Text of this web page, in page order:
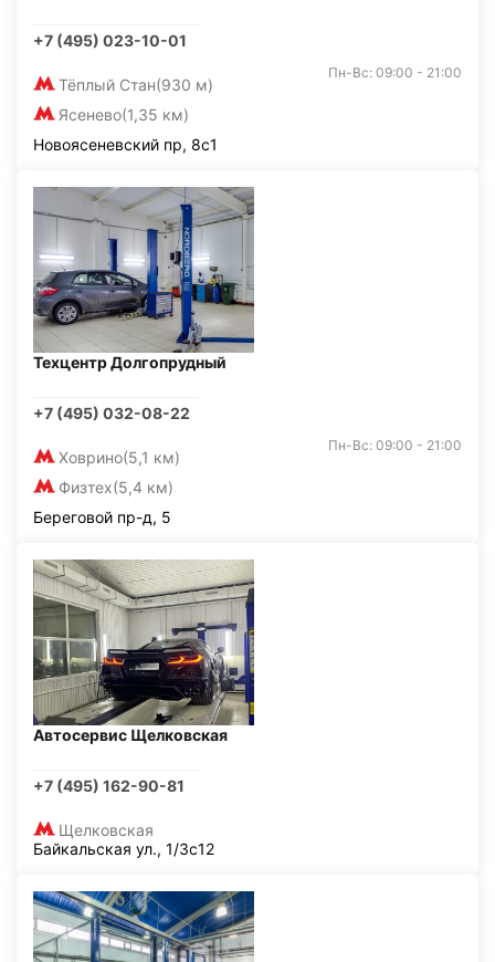
+7 (495) 023-10-01
Тёплый Стан(930 м)
Ясенево(1,35 км)
Пн-Вс: 09:00 - 21:00
Новоясеневский пр, 8с1
Техцентр Долгопрудный
+7 (495) 032-08-22
Ховрино(5,1 км)
Физтех(5,4 км)
Пн-Вс: 09:00 - 21:00
Береговой пр-д, 5
Автосервис Щелковская
+7 (495) 162-90-81
Щелковская
Байкальская ул., 1/3с12